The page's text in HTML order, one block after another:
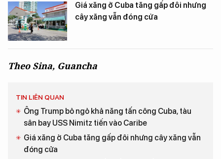
Giá xăng ở Cuba tăng gấp đôi nhưng
cây xăng vẫn đóng cửa
Theo Sina, Guancha
TIN LIÊN QUAN
Ông Trump bỏ ngỏ khả năng tấn công Cuba, tàu
sân bay USS Nimitz tiến vào Caribe
Giá xăng ở Cuba tăng gấp đôi nhưng cây xăng vẫn
đóng cửa